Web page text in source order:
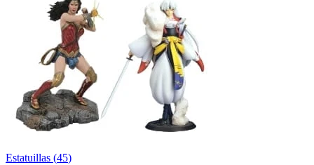
Estatuillas (45)